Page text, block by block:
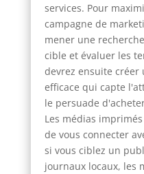
services. Pour
campagne de
mener une
cible et évaluer les
devrez ensuite créer
efficace qui capte
le persuade
Les médias
de vous connecter
si vous ciblez un
journaux locaux, les